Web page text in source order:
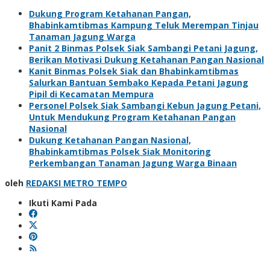
Dukung Program Ketahanan Pangan,
Bhabinkamtibmas Kampung Teluk Merempan Tinjau
Tanaman Jagung Warga
Panit 2 Binmas Polsek Siak Sambangi Petani Jagung,
Berikan Motivasi Dukung Ketahanan Pangan Nasional
Kanit Binmas Polsek Siak dan Bhabinkamtibmas
Salurkan Bantuan Sembako Kepada Petani Jagung
Pipil di Kecamatan Mempura
Personel Polsek Siak Sambangi Kebun Jagung Petani,
Untuk Mendukung Program Ketahanan Pangan
Nasional
Dukung Ketahanan Pangan Nasional,
Bhabinkamtibmas Polsek Siak Monitoring
Perkembangan Tanaman Jagung Warga Binaan
oleh REDAKSI METRO TEMPO
Ikuti Kami Pada